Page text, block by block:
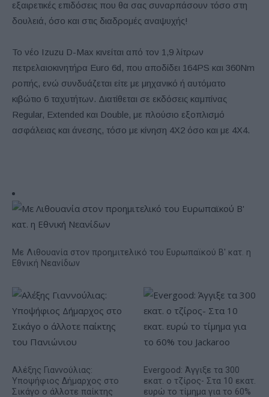
εξαιρετικές επιδόσεις που θα σας συναρπάσουν τόσο στη
δουλειά, όσο και στις διαδρομές αναψυχής!
Το νέο Izuzu D-Max κινείται από τον 1,9 λίτρων
πετρελαιοκινητήρα Euro 6d, που αποδίδει 164PS και 360Nm
ροπής, ενώ συνδυάζεται είτε με μηχανικό ή αυτόματο
κιβώτιο 6 ταχυτήτων. Διατίθεται σε εκδόσεις καμπίνας
Regular, Extended και Double, με πλούσιο εξοπλισμό
ασφάλειας και άνεσης, τόσο με κίνηση 4Χ2 όσο και με 4Χ4.
Με Λιθουανία στον προημιτελικό του Ευρωπαϊκού Β' κατ. η
Εθνική Νεανίδων
Αλέξης Γιαννούλιας:
Υποψήφιος Δήμαρχος στο
Σικάγο ο άλλοτε παίκτης
Evergood: Άγγιξε τα 300
εκατ. ο τζίρος- Στα 10 εκατ.
ευρώ το τίμημα για το 60%